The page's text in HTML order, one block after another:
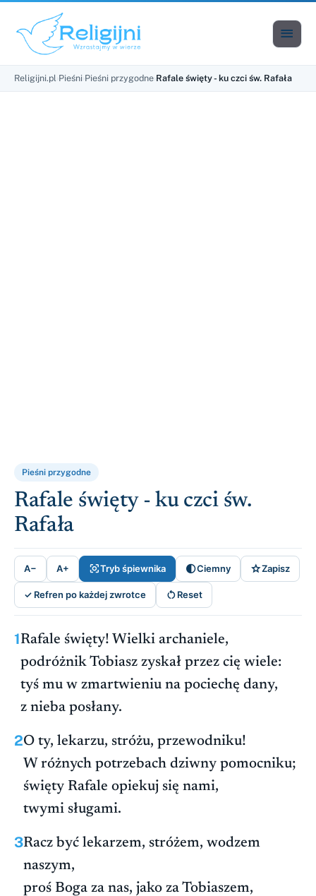

Religijni.pl›Pieśni›Pieśni przygodne›Rafale święty - ku czci św. Rafała
Pieśni przygodne
Rafale święty - ku czci św.
Rafała
A− A+ Tryb śpiewnika Ciemny Zapisz
✓ Refren po każdej zwrotce Reset
1Rafale święty! Wielki archaniele,
podróżnik Tobiasz zyskał przez cię wiele:
tyś mu w zmartwieniu na pociechę dany,
z nieba posłany.
2O ty, lekarzu, stróżu, przewodniku!
W różnych potrzebach dziwny pomocniku;
święty Rafale opiekuj się nami,
twymi sługami.
3Racz być lekarzem, stróżem, wodzem
naszym,
proś Boga za nas, jako za Tobiaszem,